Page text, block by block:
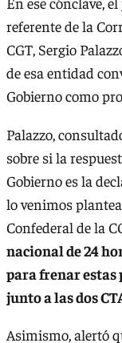
referente de la
CGT, Sergio
de esa entidad
Gobierno como
Palazzo,
sobre si la
Gobierno es la
lo venimos
Confederal de la
nacional de 24
para frenar estas
junto a las dos
Asimismo, alertó